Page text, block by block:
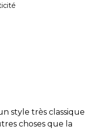
style très classique
choses que la